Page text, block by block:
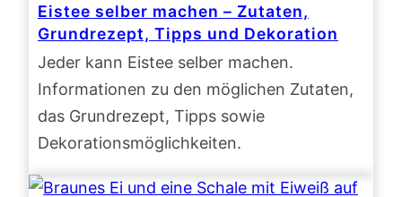
Eistee selber machen – Zutaten,
Grundrezept, Tipps und Dekoration
Jeder kann Eistee selber machen.
Informationen zu den möglichen Zutaten,
das Grundrezept, Tipps sowie
Dekorationsmöglichkeiten.